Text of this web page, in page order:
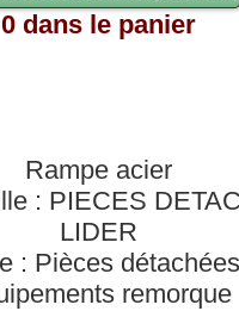
0 dans le panier
Rampe acier
: PIECES
LIDER
: Pièces
remorque